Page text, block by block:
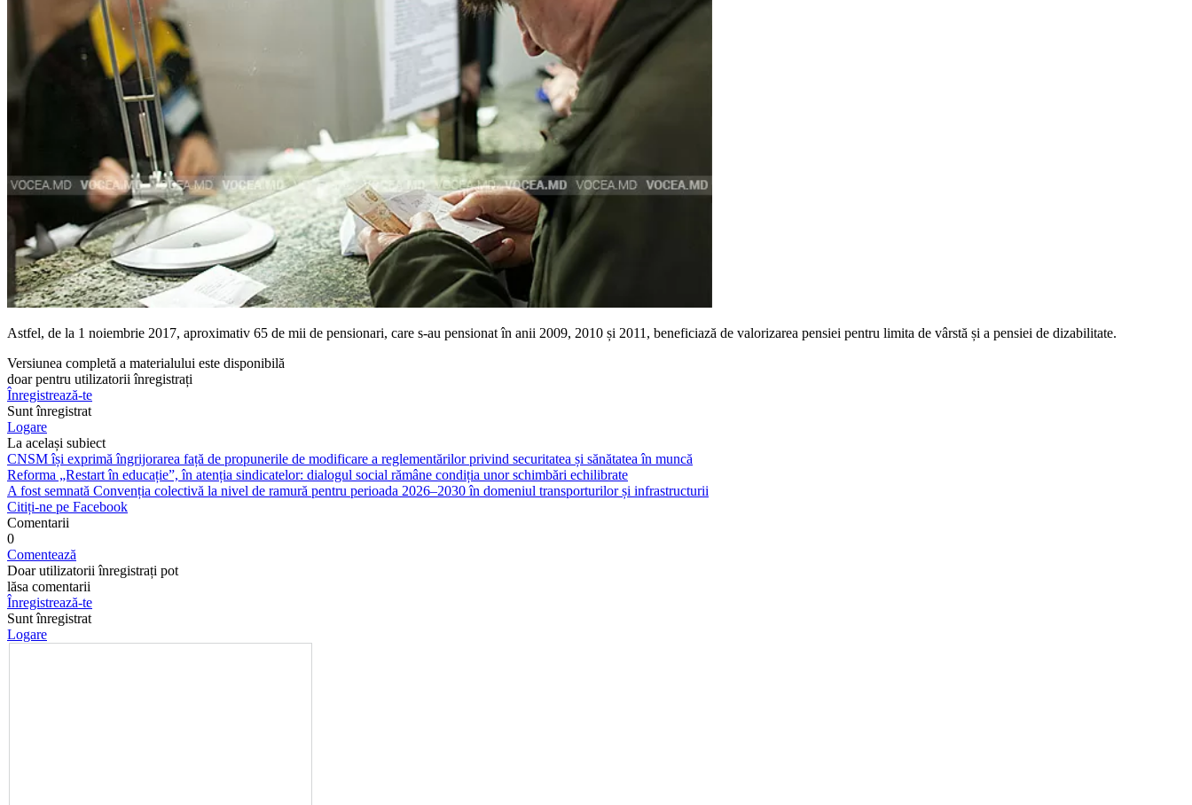
Astfel, de la 1 noiembrie 2017, aproximativ 65 de mii de pensi­onari, care s-au pensionat în anii 2009, 2010 și 2011, beneficiază de valorizarea pensiei pentru limita de vârstă și a pensiei de dizabilitate.
Versiunea completă a materialului este disponibilă
doar pentru utilizatorii înregistrați
Înregistrează-te
Sunt înregistrat
Logare
La același subiect
CNSM își exprimă îngrijorarea față de propunerile de modificare a reglementărilor privind securitatea și sănătatea în muncă
Reforma „Restart în educație”, în atenția sindicatelor: dialogul social rămâne condiția unor schimbări echilibrate
A fost semnată Convenția colectivă la nivel de ramură pentru perioada 2026–2030 în domeniul transporturilor și infrastructurii
Citiți-ne pe Facebook
Comentarii
0
Comentează
Doar utilizatorii înregistrați pot
lăsa comentarii
Înregistrează-te
Sunt înregistrat
Logare